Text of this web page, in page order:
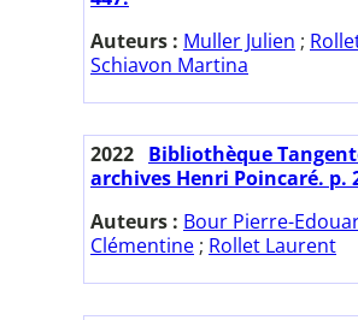
Auteurs : Muller Julien ;
Schiavon Martina
2022 Bibliothèque
archives Henri Poincaré. p.
Auteurs : Bour Pierre-
Clémentine ; Rollet Laurent